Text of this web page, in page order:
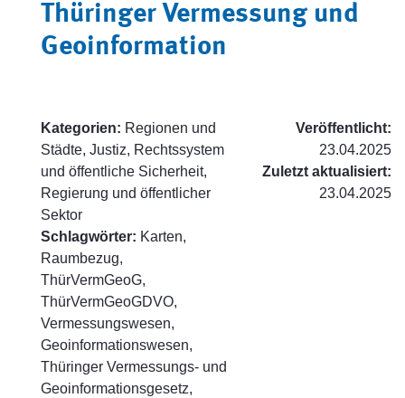
Thüringer Vermessung und
Geoinformation
Kategorien: Regionen und
Städte, Justiz, Rechtssystem
und öffentliche Sicherheit,
Regierung und öffentlicher
Sektor
Schlagwörter: Karten,
Raumbezug,
ThürVermGeoG,
ThürVermGeoGDVO,
Vermessungswesen,
Geoinformationswesen,
Thüringer Vermessungs- und
Geoinformationsgesetz,
Veröffentlicht:
23.04.2025
Zuletzt aktualisiert:
23.04.2025